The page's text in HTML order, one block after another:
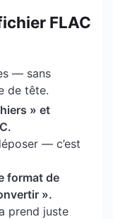
FLAC
— sans
de tête.
» et
— c’est
format de
».
prend juste